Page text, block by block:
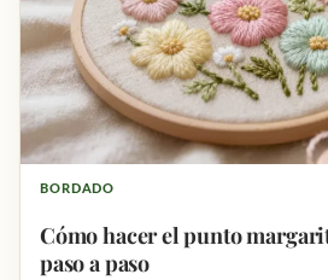
BORDADO
Cómo hacer el punto
paso a paso